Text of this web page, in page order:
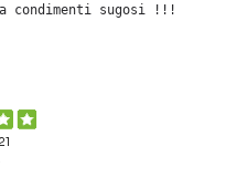
condimenti sugosi !!!